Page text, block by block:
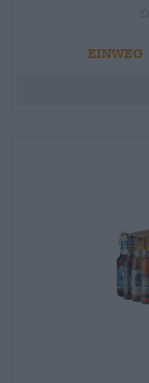
EINWEG